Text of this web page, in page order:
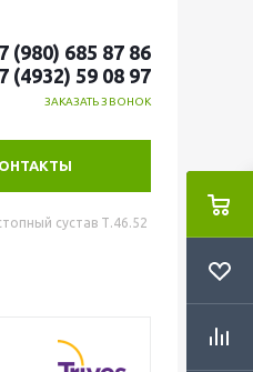
(980) 685 87 86
(4932) 59 08 97
ЗАКАЗАТЬ ЗВОНОК
сустав Т.46.52